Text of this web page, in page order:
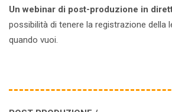
Un webinar di post-produzione in
possibilità di tenere la registrazione della
quando vuoi.